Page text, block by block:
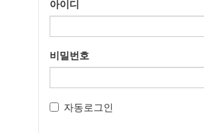
아이디
비밀번호
자동로그인